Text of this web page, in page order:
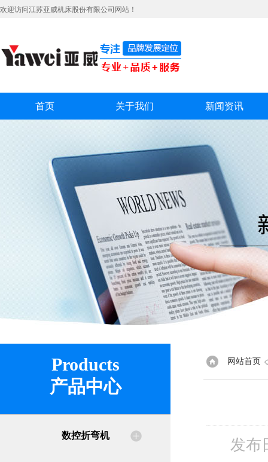
欢迎访问江苏亚威机床股份有限公司网站！
首页 关于我们 新闻资讯
Products
产品中心
数控折弯机
网站首页
发布